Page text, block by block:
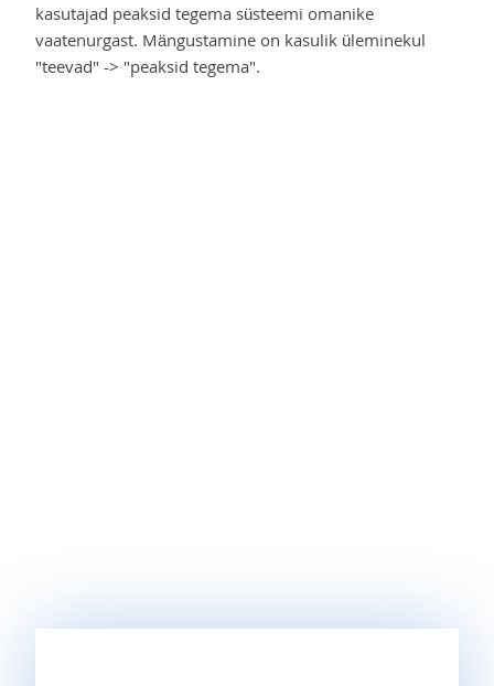
kasutajad peaksid tegema süsteemi omanike
vaatenurgast. Mängustamine on kasulik üleminekul
"teevad" -> "peaksid tegema".